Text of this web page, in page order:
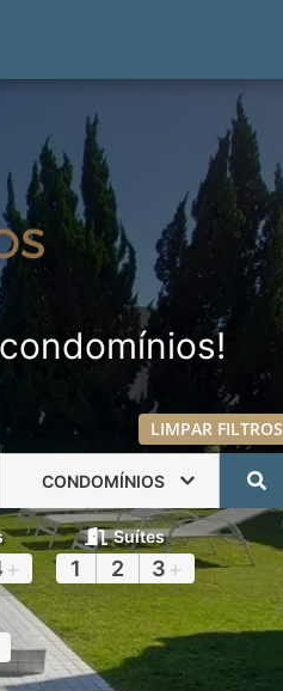
LIMPAR FILTROS
CONDOMÍNIOS
+
Suítes
1 2 3 +